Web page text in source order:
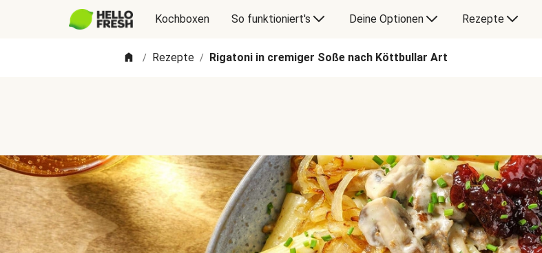
Kochboxen So funktioniert's Deine Optionen Rezepte
/ Rezepte / Rigatoni in cremiger Soße nach Köttbullar Art